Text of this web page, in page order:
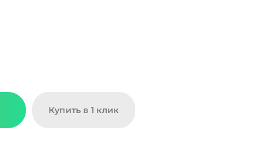
Купить в 1 клик